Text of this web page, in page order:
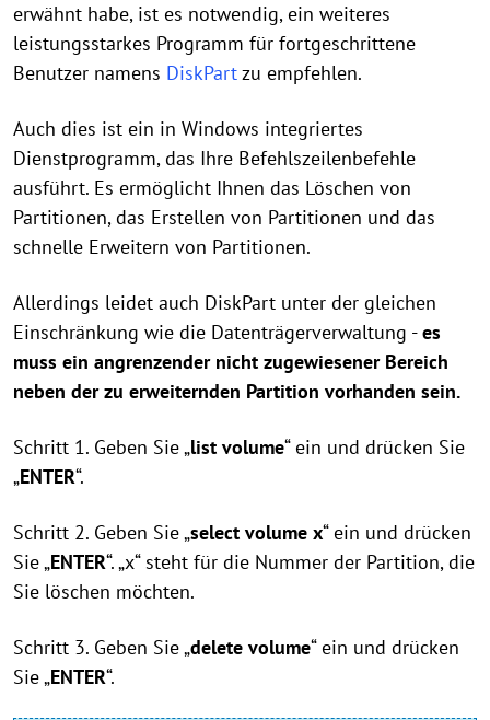
erwähnt habe, ist es notwendig, ein weiteres
leistungsstarkes Programm für fortgeschrittene
Benutzer namens DiskPartzu empfehlen.
Auch dies ist ein in Windows integriertes
Dienstprogramm, das Ihre Befehlszeilenbefehle
ausführt. Es ermöglicht Ihnen das Löschen von
Partitionen, das Erstellen von Partitionen und das
schnelle Erweitern von Partitionen.
Allerdings leidet auch DiskPart unter der gleichen
Einschränkung wie die Datenträgerverwaltung -es
muss ein angrenzender nicht zugewiesener Bereich
neben der zu erweiternden Partition vorhanden sein.
Schritt 1. Geben Sie „list volume“ ein und drücken Sie
„ENTER“.
Schritt 2. Geben Sie „select volume x“ ein und drücken
Sie „ENTER“. „x“ steht für die Nummer der Partition, die
Sie löschen möchten.
Schritt 3. Geben Sie „delete volume“ ein und drücken
Sie „ENTER“.